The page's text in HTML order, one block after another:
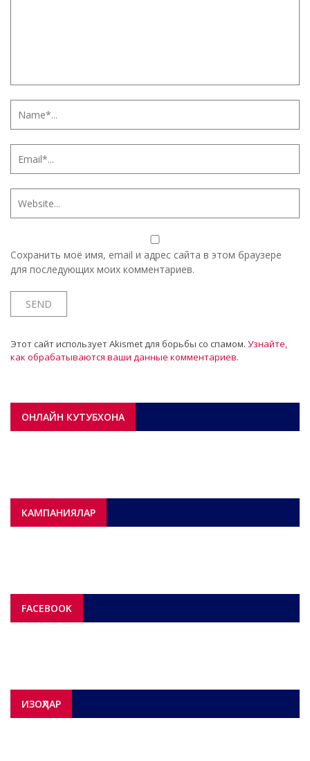
Сохранить моё имя, email и адрес сайта в этом браузере
для последующих моих комментариев.
Этот сайт использует Akismet для борьбы со спамом. Узнайте,
как обрабатываются ваши данные комментариев.
ОНЛАЙН КУТУБХОНА
КАМПАНИЯЛАР
FACEBOOK
ИЗОҲЛАР